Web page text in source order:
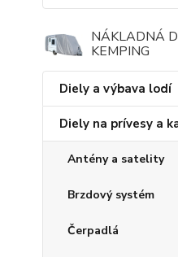
NÁKLADNÁ
KEMPING
Diely a výbava lodí
Diely na prívesy a
Antény a satelity
Brzdový systém
Čerpadlá